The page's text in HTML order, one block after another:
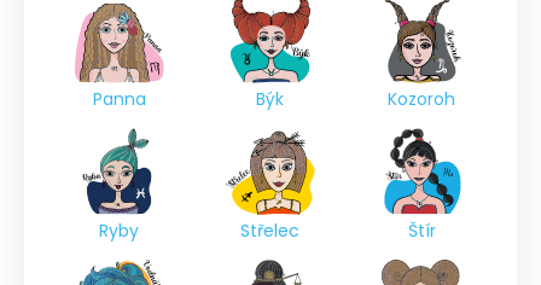
Panna Býk Kozoroh
Ryby Střelec Štír